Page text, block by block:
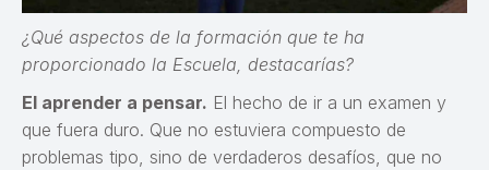
¿Qué aspectos de la formación que te ha
proporcionado la Escuela, destacarías?
El aprender a pensar. El hecho de ir a un examen y
que fuera duro. Que no estuviera compuesto de
problemas tipo, sino de verdaderos desafíos, que no